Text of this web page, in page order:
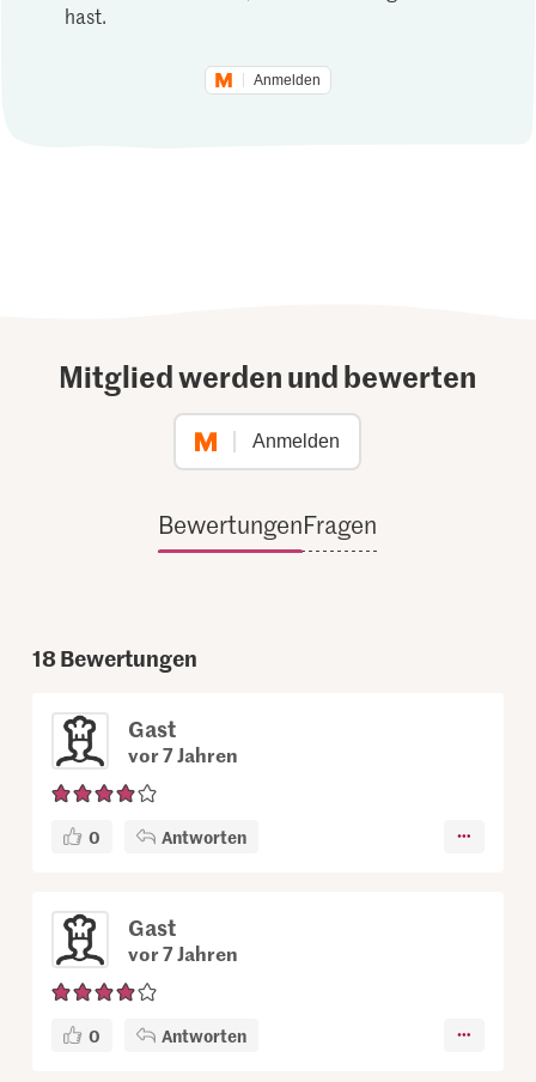
hast.
Anmelden
Mitglied werden und bewerten
Anmelden
BewertungenFragen
18Bewertungen
Gast
vor 7 Jahren
0 Antworten
Gast
vor 7 Jahren
0 Antworten